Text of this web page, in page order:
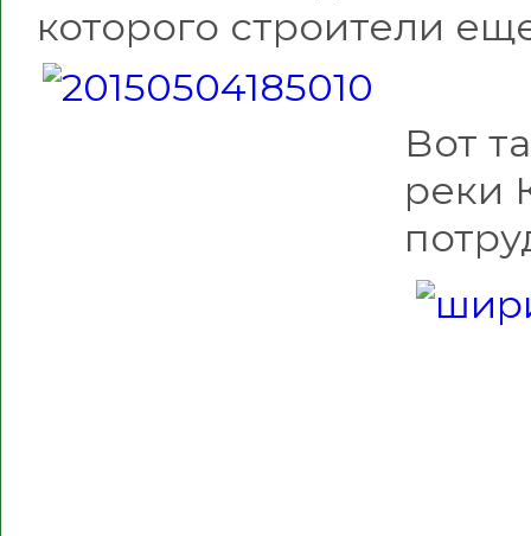
которого строители
Вот
реки